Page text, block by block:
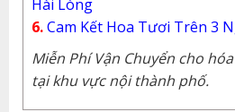
Hài Lòng
6.Cam Kết Hoa Tươi Trên 3
Miễn Phí Vận Chuyển cho
tại khu vực nội thành phố.